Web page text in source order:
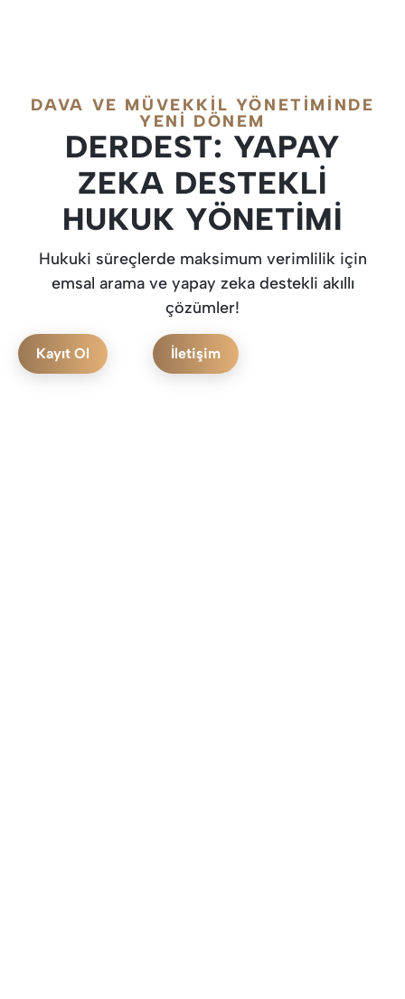
DAVA VE MÜVEKKIL YÖNETIMINDE
YENI DÖNEM
DERDEST: YAPAY
ZEKA DESTEKLI
HUKUK YÖNETIMI
Hukuki süreçlerde maksimum verimlilik için
emsal arama ve yapay zeka destekli akıllı
çözümler!
Kayıt Ol İletişim